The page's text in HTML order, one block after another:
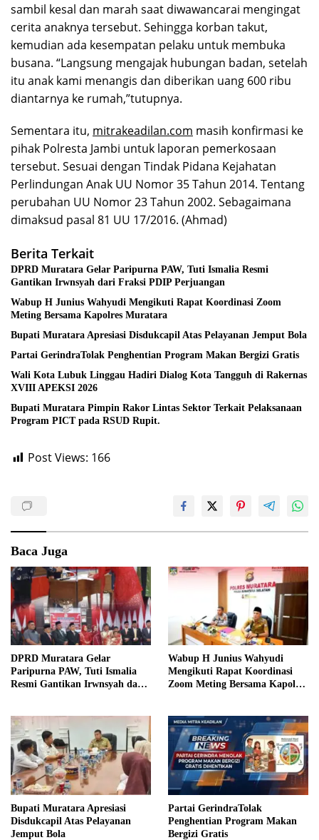
sambil kesal dan marah saat diwawancarai mengingat
cerita anaknya tersebut. Sehingga korban takut,
kemudian ada kesempatan pelaku untuk membuka
busana. “Langsung mengajak hubungan badan, setelah
itu anak kami menangis dan diberikan uang 600 ribu
diantarnya ke rumah,”tutupnya.
Sementara itu, mitrakeadilan.com masih konfirmasi ke
pihak Polresta Jambi untuk laporan pemerkosaan
tersebut. Sesuai dengan Tindak Pidana Kejahatan
Perlindungan Anak UU Nomor 35 Tahun 2014. Tentang
perubahan UU Nomor 23 Tahun 2002. Sebagaimana
dimaksud pasal 81 UU 17/2016. (Ahmad)
Berita Terkait
DPRD Muratara Gelar Paripurna PAW, Tuti Ismalia Resmi
Gantikan Irwnsyah dari Fraksi PDIP Perjuangan
Wabup H Junius Wahyudi Mengikuti Rapat Koordinasi Zoom
Meting Bersama Kapolres Muratara
Bupati Muratara Apresiasi Disdukcapil Atas Pelayanan Jemput Bola
Partai GerindraTolak Penghentian Program Makan Bergizi Gratis
Wali Kota Lubuk Linggau Hadiri Dialog Kota Tangguh di Rakernas
XVIII APEKSI 2026
Bupati Muratara Pimpin Rakor Lintas Sektor Terkait Pelaksanaan
Program PICT pada RSUD Rupit.
Post Views: 166
Baca Juga
DPRD Muratara Gelar
Paripurna PAW, Tuti Ismalia
Resmi Gantikan Irwnsyah dari
Wabup H Junius Wahyudi
Mengikuti Rapat Koordinasi
Zoom Meting Bersama Kapolres
Bupati Muratara Apresiasi
Disdukcapil Atas Pelayanan
Jemput Bola
Partai GerindraTolak
Penghentian Program Makan
Bergizi Gratis